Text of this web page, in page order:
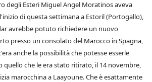
degli Esteri Miguel Angel Moratinos aveva
di questa settimana a Estoril (Portogallo),
avrebbe potuto richiedere un nuovo
presso un consolato del Marocco in Spagna,
anche la possibilità che potesse esserle
quello che le era stato ritirato, il 14 novembre,
marocchina a Laayoune. Che è esattamente